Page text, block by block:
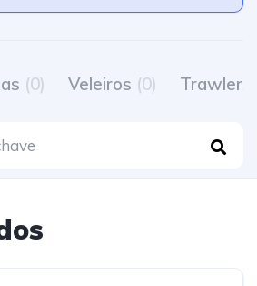
(0) Veleiros (0) Trawlers